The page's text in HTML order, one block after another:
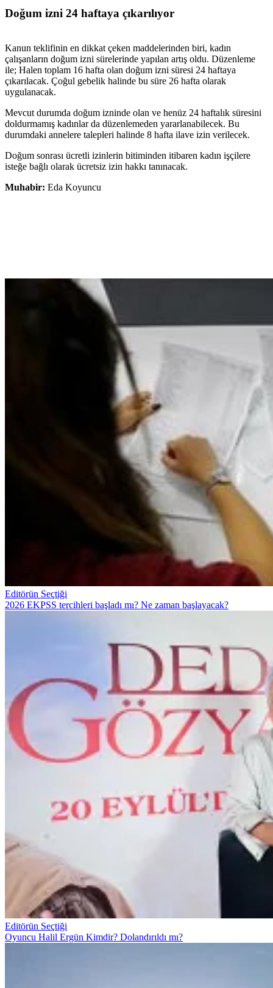
Doğum izni 24 haftaya çıkarılıyor
Kanun teklifinin en dikkat çeken maddelerinden biri, kadın
çalışanların doğum izni sürelerinde yapılan artış oldu. Düzenleme
ile; Halen toplam 16 hafta olan doğum izni süresi 24 haftaya
çıkarılacak. Çoğul gebelik halinde bu süre 26 hafta olarak
uygulanacak.
Mevcut durumda doğum izninde olan ve henüz 24 haftalık süresini
doldurmamış kadınlar da düzenlemeden yararlanabilecek. Bu
durumdaki annelere talepleri halinde 8 hafta ilave izin verilecek.
Doğum sonrası ücretli izinlerin bitiminden itibaren kadın işçilere
isteğe bağlı olarak ücretsiz izin hakkı tanınacak.
Muhabir: Eda Koyuncu
Editörün Seçtiği
2026 EKPSS tercihleri başladı mı? Ne zaman başlayacak?
Editörün Seçtiği
Oyuncu Halil Ergün Kimdir? Dolandırıldı mı?